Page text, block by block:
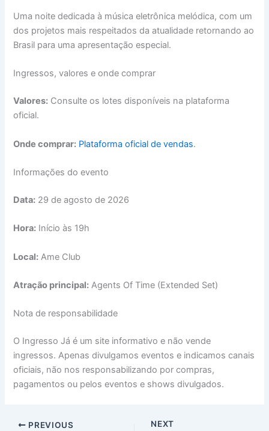
Uma noite dedicada à música eletrônica melódica, com um
dos projetos mais respeitados da atualidade retornando ao
Brasil para uma apresentação especial.
Ingressos, valores e onde comprar
Valores: Consulte os lotes disponíveis na plataforma
oficial.
Onde comprar: Plataforma oficial de vendas.
Informações do evento
Data: 29 de agosto de 2026
Hora: Início às 19h
Local: Ame Club
Atração principal: Agents Of Time (Extended Set)
Nota de responsabilidade
O Ingresso Já é um site informativo e não vende
ingressos. Apenas divulgamos eventos e indicamos canais
oficiais, não nos responsabilizando por compras,
pagamentos ou pelos eventos e shows divulgados.
PREVIOUS NEXT